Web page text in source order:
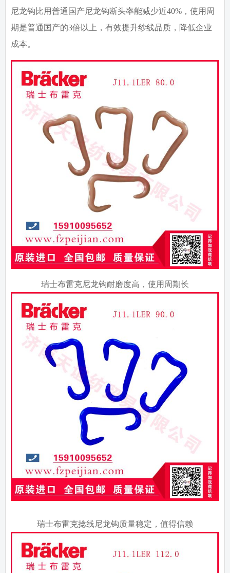
尼龙钩比用普通国产尼龙钩断头率能减少近40%，使用周
期是普通国产的3倍以上，有效提升纱线品质，降低企业
成本。
瑞士布雷克尼龙钩耐磨度高，使用周期长
瑞士布雷克捻线尼龙钩质量稳定，值得信赖